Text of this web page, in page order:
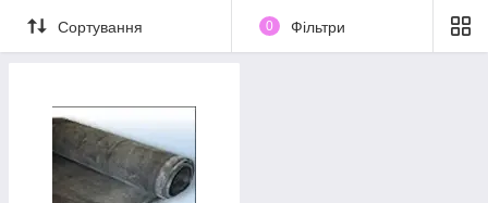
Сортування 0 Фільтри